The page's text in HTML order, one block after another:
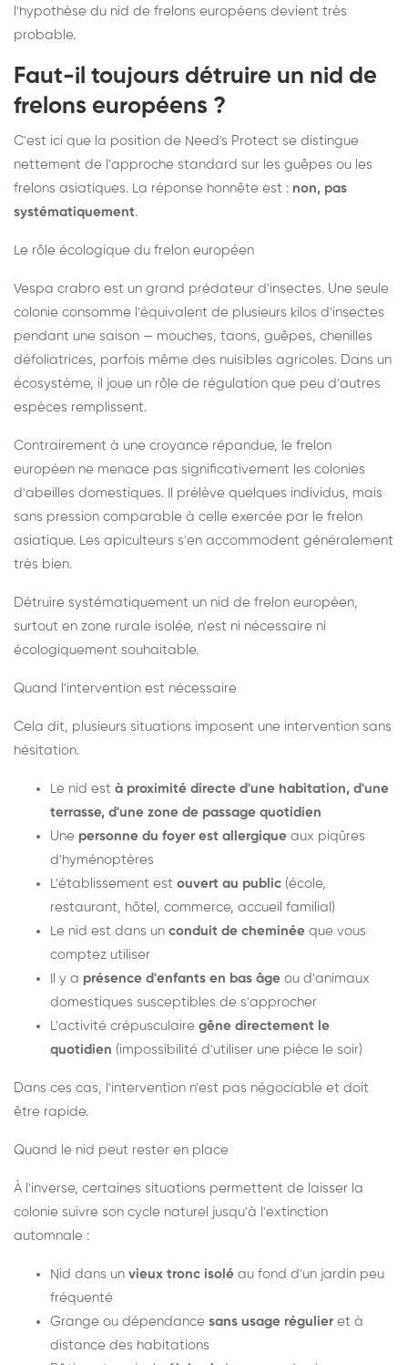
l'hypothèse du nid de frelons européens devient très
probable.
Faut-il toujours détruire un nid de
frelons européens ?
C'est ici que la position de Need's Protect se distingue
nettement de l'approche standard sur les guêpes ou les
frelons asiatiques. La réponse honnête est : non, pas
systématiquement.
Le rôle écologique du frelon européen
Vespa crabro est un grand prédateur d'insectes. Une seule
colonie consomme l'équivalent de plusieurs kilos d'insectes
pendant une saison — mouches, taons, guêpes, chenilles
défoliatrices, parfois même des nuisibles agricoles. Dans un
écosystème, il joue un rôle de régulation que peu d'autres
espèces remplissent.
Contrairement à une croyance répandue, le frelon
européen ne menace pas significativement les colonies
d'abeilles domestiques. Il prélève quelques individus, mais
sans pression comparable à celle exercée par le frelon
asiatique. Les apiculteurs s'en accommodent généralement
très bien.
Détruire systématiquement un nid de frelon européen,
surtout en zone rurale isolée, n'est ni nécessaire ni
écologiquement souhaitable.
Quand l'intervention est nécessaire
Cela dit, plusieurs situations imposent une intervention sans
hésitation.
Le nid est à proximité directe d'une habitation, d'une
terrasse, d'une zone de passage quotidien
Une personne du foyer est allergique aux piqûres
d'hyménoptères
L'établissement est ouvert au public (école,
restaurant, hôtel, commerce, accueil familial)
Le nid est dans un conduit de cheminée que vous
comptez utiliser
Il y a présence d'enfants en bas âge ou d'animaux
domestiques susceptibles de s'approcher
L'activité crépusculaire gêne directement le
quotidien (impossibilité d'utiliser une pièce le soir)
Dans ces cas, l'intervention n'est pas négociable et doit
être rapide.
Quand le nid peut rester en place
À l'inverse, certaines situations permettent de laisser la
colonie suivre son cycle naturel jusqu'à l'extinction
automnale :
Nid dans un vieux tronc isolé au fond d'un jardin peu
fréquenté
Grange ou dépendance sans usage régulier et à
distance des habitations